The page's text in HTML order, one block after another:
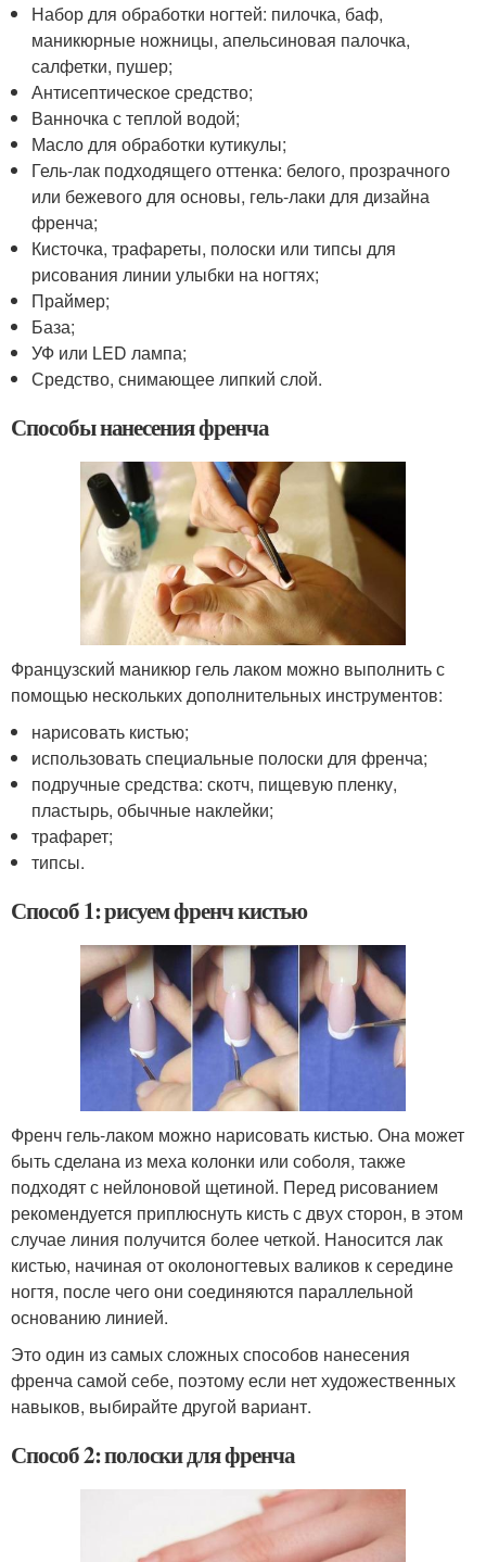
Набор для обработки ногтей: пилочка, баф,
маникюрные ножницы, апельсиновая палочка,
салфетки, пушер;
Антисептическое средство;
Ванночка с теплой водой;
Масло для обработки кутикулы;
Гель-лак подходящего оттенка: белого, прозрачного
или бежевого для основы, гель-лаки для дизайна
френча;
Кисточка, трафареты, полоски или типсы для
рисования линии улыбки на ногтях;
Праймер;
База;
УФ или LED лампа;
Средство, снимающее липкий слой.
Способы нанесения френча
Французский маникюр гель лаком можно выполнить с
помощью нескольких дополнительных инструментов:
нарисовать кистью;
использовать специальные полоски для френча;
подручные средства: скотч, пищевую пленку,
пластырь, обычные наклейки;
трафарет;
типсы.
Способ 1: рисуем френч кистью
Френч гель-лаком можно нарисовать кистью. Она может
быть сделана из меха колонки или соболя, также
подходят с нейлоновой щетиной. Перед рисованием
рекомендуется приплюснуть кисть с двух сторон, в этом
случае линия получится более четкой. Наносится лак
кистью, начиная от околоногтевых валиков к середине
ногтя, после чего они соединяются параллельной
основанию линией.
Это один из самых сложных способов нанесения
френча самой себе, поэтому если нет художественных
навыков, выбирайте другой вариант.
Способ 2: полоски для френча